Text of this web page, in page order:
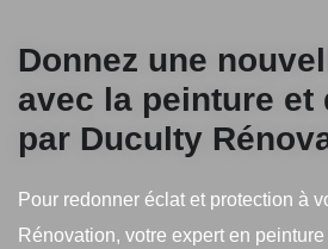
Donnez une
avec la peinture et
par Duculty
Pour redonner éclat et protection à
Rénovation, votre expert en